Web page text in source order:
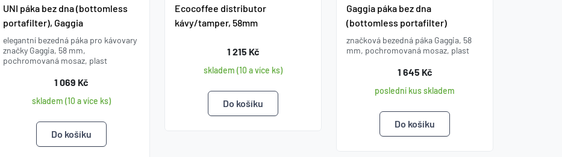
UNI páka bez dna (bottomless
portafilter), Gaggia
elegantní bezedná páka pro kávovary
značky Gaggia, 58 mm,
pochromovaná mosaz, plast
1 069 Kč
skladem (10 a více ks)
Ecocoffee distributor
kávy/tamper, 58mm
1 215 Kč
skladem (10 a více ks)
Gaggia páka bez dna
(bottomless portafilter)
značková bezedná páka Gaggia, 58
mm, pochromovaná mosaz, plast
1 645 Kč
poslední kus skladem